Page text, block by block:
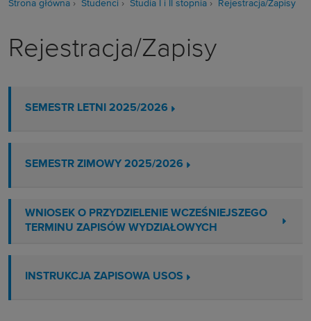
Strona główna Studenci Studia I i II stopnia Rejestracja/Zapisy
Rejestracja/Zapisy
SEMESTR LETNI 2025/2026
SEMESTR ZIMOWY 2025/2026
WNIOSEK O PRZYDZIELENIE WCZEŚNIEJSZEGO
TERMINU ZAPISÓW WYDZIAŁOWYCH
INSTRUKCJA ZAPISOWA USOS